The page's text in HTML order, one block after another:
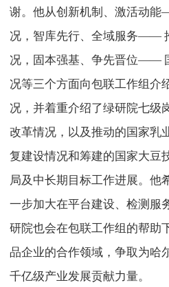
谢。他从创新机制、激活动
况，智库先行、全域服务——
况，固本强基、争先晋位——
况等三个方面向包联工作组介
况，并着重介绍了绿研院七级
改革情况，以及推动的国家乳
复建设情况和筹建的国家大豆
局及中长期目标工作进展。他
一步加大在平台建设、检测服
研院也会在包联工作组的帮助
品企业的合作领域，争取为哈
千亿级产业发展贡献力量。